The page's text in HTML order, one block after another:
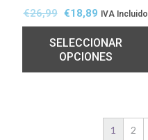
€26,99 €18,89 IVA Incluido
SELECCIONAR
OPCIONES
1 2